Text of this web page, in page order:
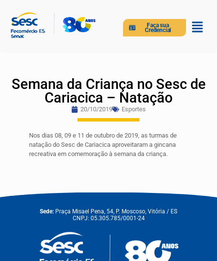
Faça sua
Credencial
Semana da Criança no Sesc de
Cariacica – Natação
20/10/2019 Esportes
Nos dias 08, 09 e 11 de outubro de 2019, as turmas de
natação do Sesc de Cariacica aproveitaram a gincana
recreativa em comemoração à semana da criança.
Sede: Praça Misael Pena, 54, P. Moscoso, Vitória / ES
CNPJ: 05.305.785/0001-24